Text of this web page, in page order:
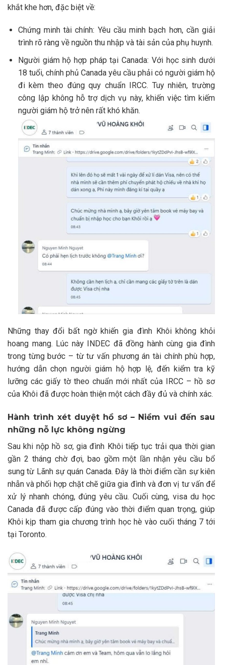
khắt khe hơn, đặc biệt về:
Chứng minh tài chính: Yêu cầu minh bạch hơn, cần giải
trình rõ ràng về nguồn thu nhập và tài sản của phụ huynh.
Người giám hộ hợp pháp tại Canada: Với học sinh dưới
18 tuổi, chính phủ Canada yêu cầu phải có người giám hộ
đi kèm theo đúng quy chuẩn IRCC. Tuy nhiên, trường
công lập không hỗ trợ dịch vụ này, khiến việc tìm kiếm
người giám hộ trở nên rất khó khăn.
Những thay đổi bất ngờ khiến gia đình Khôi không khỏi
hoang mang. Lúc này INDEC đã đồng hành cùng gia đình
trong từng bước – từ tư vấn phương án tài chính phù hợp,
hướng dẫn chọn người giám hộ hợp lệ, đến kiểm tra kỹ
lưỡng các giấy tờ theo chuẩn mới nhất của IRCC – hồ sơ
của Khôi đã được hoàn thiện một cách đầy đủ và chính xác.
Hành trình xét duyệt hồ sơ – Niềm vui đến sau
những nỗ lực không ngừng
Sau khi nộp hồ sơ, gia đình Khôi tiếp tục trải qua thời gian
gần 2 tháng chờ đợi, bao gồm một lần nhận yêu cầu bổ
sung từ Lãnh sự quán Canada. Đây là thời điểm cần sự kiên
nhẫn và phối hợp chặt chẽ giữa gia đình và đơn vị tư vấn để
xử lý nhanh chóng, đúng yêu cầu. Cuối cùng, visa du học
Canada đã được cấp đúng vào thời điểm quan trọng, giúp
Khôi kịp tham gia chương trình học hè vào cuối tháng 7 tới
tại Toronto.